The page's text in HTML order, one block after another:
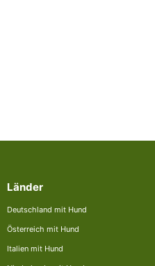
Länder
Deutschland mit Hund
Österreich mit Hund
Italien mit Hund